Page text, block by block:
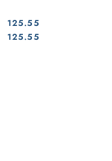
Cena:
125.55
Cena:
125.55